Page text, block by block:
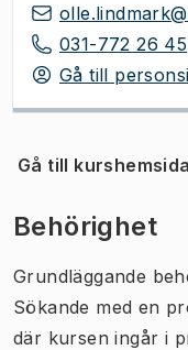
031-772 26 45
Gå till
Gå till
(Öppnas i ny flik)
Behörighet
Grundläggande
Sökande med en
där kursen ingår i